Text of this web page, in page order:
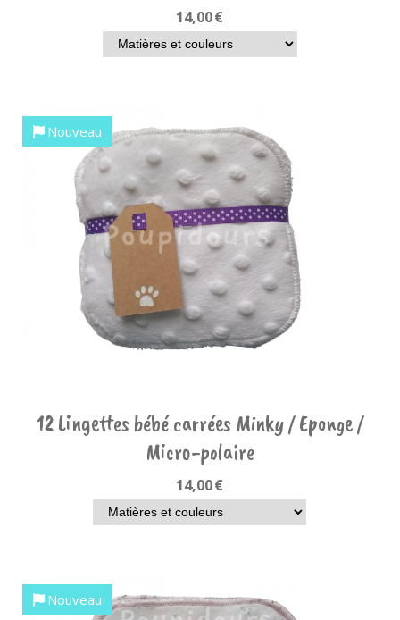
14,00€
Nouveau
12 Lingettes bébé carrées Minky / Eponge /
Micro-polaire
14,00€
Nouveau